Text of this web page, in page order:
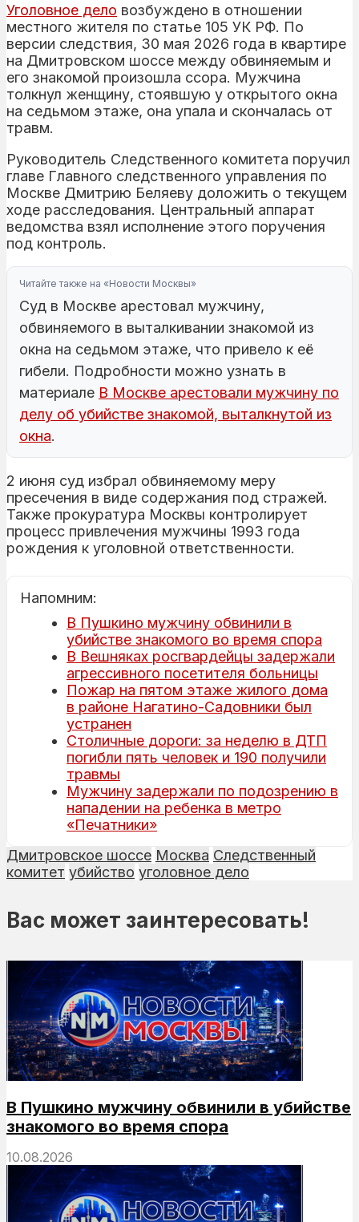
Уголовное дело возбуждено в отношении
местного жителя по статье 105 УК РФ. По
версии следствия, 30 мая 2026 года в квартире
на Дмитровском шоссе между обвиняемым и
его знакомой произошла ссора. Мужчина
толкнул женщину, стоявшую у открытого окна
на седьмом этаже, она упала и скончалась от
травм.
Руководитель Следственного комитета поручил
главе Главного следственного управления по
Москве Дмитрию Беляеву доложить о текущем
ходе расследования. Центральный аппарат
ведомства взял исполнение этого поручения
под контроль.
Читайте также на «Новости Москвы»
Суд в Москве арестовал мужчину,
обвиняемого в выталкивании знакомой из
окна на седьмом этаже, что привело к её
гибели. Подробности можно узнать в
материале В Москве арестовали мужчину по
делу об убийстве знакомой, выталкнутой из
окна.
2 июня суд избрал обвиняемому меру
пресечения в виде содержания под стражей.
Также прокуратура Москвы контролирует
процесс привлечения мужчины 1993 года
рождения к уголовной ответственности.
Напомним:
В Пушкино мужчину обвинили в
убийстве знакомого во время спора
В Вешняках росгвардейцы задержали
агрессивного посетителя больницы
Пожар на пятом этаже жилого дома
в районе Нагатино-Садовники был
устранен
Столичные дороги: за неделю в ДТП
погибли пять человек и 190 получили
травмы
Мужчину задержали по подозрению в
нападении на ребенка в метро
«Печатники»
Дмитровское шоссе Москва Следственный
комитет убийство уголовное дело
Вас может заинтересовать!
В Пушкино мужчину обвинили в убийстве
знакомого во время спора
10.08.2026